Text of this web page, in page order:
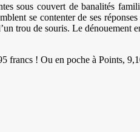
sous couvert de banalités
se contenter de ses
trou de souris. Le dénouement
francs ! Ou en poche à Points,